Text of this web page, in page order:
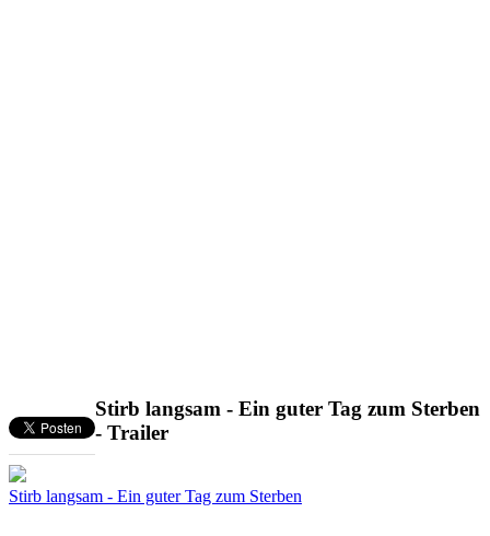
Stirb langsam - Ein guter Tag zum Sterben
- Trailer
Stirb langsam - Ein guter Tag zum Sterben